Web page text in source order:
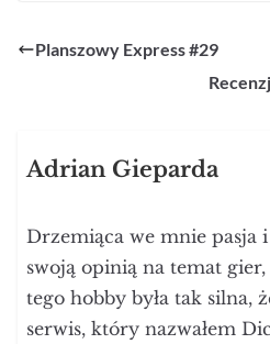
Planszowy Express #29
Adrian Gieparda
Drzemiąca we mnie pasja
swoją opinią na temat
tego hobby była tak silna,
serwis, który nazwałem